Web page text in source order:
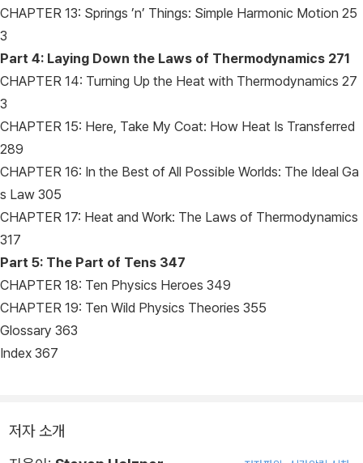
CHAPTER 13: Springs ’n’ Things: Simple Harmonic Motion 25
3
Part 4: Laying Down the Laws of Thermodynamics 271
CHAPTER 14: Turning Up the Heat with Thermodynamics 27
3
CHAPTER 15: Here, Take My Coat: How Heat Is Transferred
289
CHAPTER 16: In the Best of All Possible Worlds: The Ideal Ga
s Law 305
CHAPTER 17: Heat and Work: The Laws of Thermodynamics
317
Part 5: The Part of Tens 347
CHAPTER 18: Ten Physics Heroes 349
CHAPTER 19: Ten Wild Physics Theories 355
Glossary 363
Index 367
저자 소개